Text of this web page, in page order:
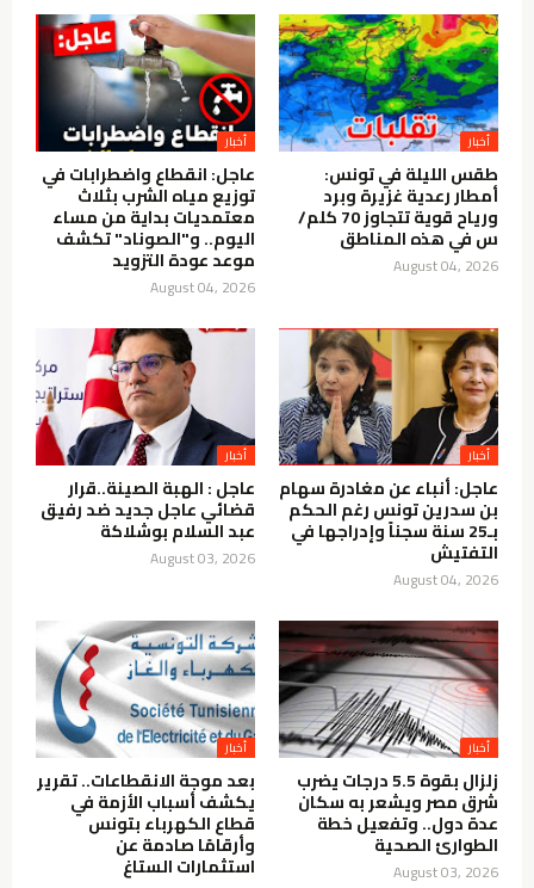
أخبار
طقس الليلة في تونس:
أمطار رعدية غزيرة وبرد
ورياح قوية تتجاوز 70 كلم/
س في هذه المناطق
August 04, 2026
أخبار
عاجل: انقطاع واضطرابات في
توزيع مياه الشرب بثلاث
معتمديات بداية من مساء
اليوم.. و"الصوناد" تكشف
موعد عودة التزويد
August 04, 2026
أخبار
عاجل: أنباء عن مغادرة سهام
بن سدرين تونس رغم الحكم
بـ25 سنة سجناً وإدراجها في
التفتيش
August 04, 2026
أخبار
عاجل : الهبة الصينة..قرار
قضائي عاجل جديد ضد رفيق
عبد السلام بوشلاكة
August 03, 2026
أخبار
زلزال بقوة 5.5 درجات يضرب
شرق مصر ويشعر به سكان
عدة دول.. وتفعيل خطة
الطوارئ الصحية
August 03, 2026
أخبار
بعد موجة الانقطاعات.. تقرير
يكشف أسباب الأزمة في
قطاع الكهرباء بتونس
وأرقامًا صادمة عن
استثمارات الستاغ